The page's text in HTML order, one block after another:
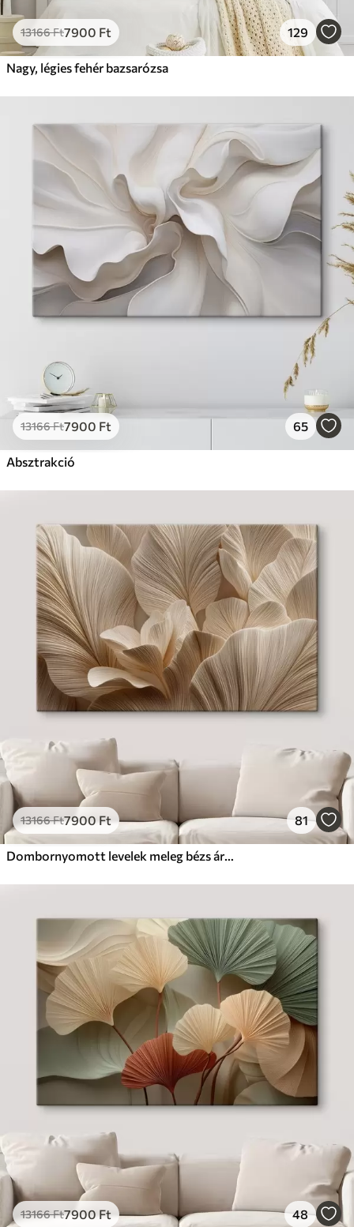
13166Ft7900 Ft 129
Nagy, légies fehér bazsarózsa
13166Ft7900 Ft 65
Absztrakció
13166Ft7900 Ft 81
Dombornyomott levelek meleg bézs árnyalatokban
13166Ft7900Ft 48